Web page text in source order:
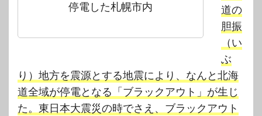
停電した札幌市内
道の
胆振
（い
ぶ
り）地方を震源とする地震により、なんと北海
道全域が停電となる「ブラックアウト」が生じ
た。東日本大震災の時でさえ、ブラックアウト